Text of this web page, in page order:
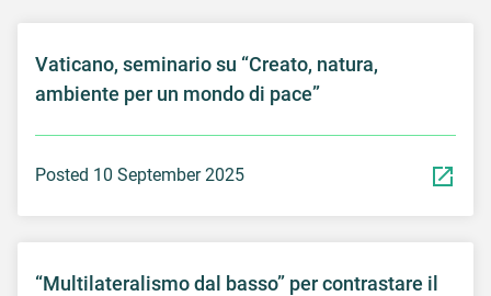
Vaticano, seminario su “Creato, natura,
ambiente per un mondo di pace”
Posted 10 September 2025
“Multilateralismo dal basso” per contrastare il